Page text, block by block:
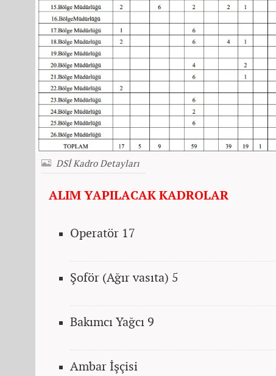
DSİ Kadro Detayları
ALIM YAPILACAK KADROLAR
Operatör 17
Şoför (Ağır vasıta) 5
Bakımcı Yağcı 9
Ambar İşçisi